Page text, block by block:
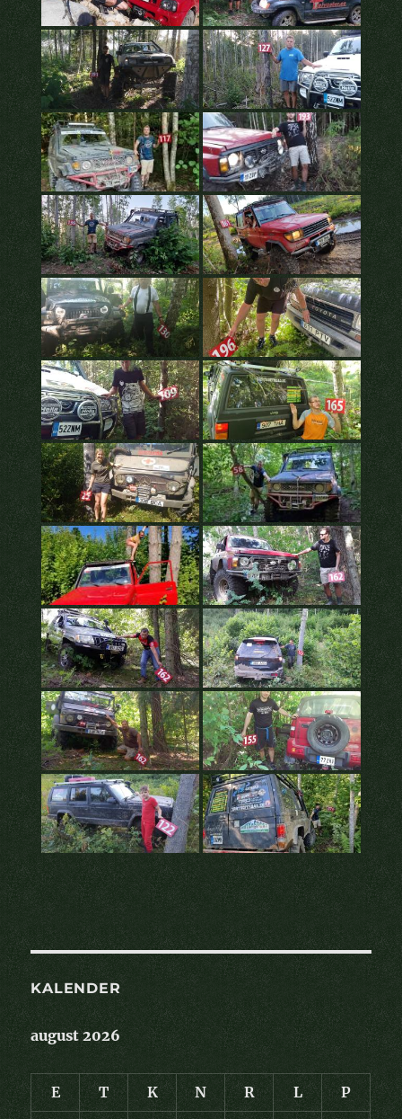
KALENDER
august 2026
E T K N R L P